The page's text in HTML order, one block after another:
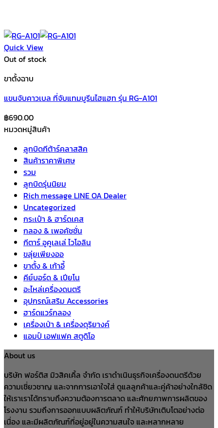
Quick View
Out of stock
ขาตั้งฉาบ
แขนจับคาวเบล ที่จับแทมบูรีนไฮแฮท รุ่น RG-A101
฿690.00
หมวดหมู่สินค้า
ลูกบิดกีต้าร์คลาสสิค
สินค้าราคาพิเศษ
รวม
ลูกบิดรุ่นนิยม
Rich message LINE OA Dealer
Uncategorized
กระเป๋า & ฮาร์ดเคส
กลอง & เพอคัชชั่น
กีตาร์ อูคูเลเล่ ไวโอลิน
ขลุ่ยเพียงออ
ขาตั้ง & เก้าอี้
คีย์บอร์ด & เปียโน
อะไหล่เครื่องดนตรี
อุปกรณ์เสริม Accessories
ฮาร์ดแวร์กลอง
เครื่องเป่า & เครื่องดุริยางค์
แอมป์ เอฟแฟค สตูดิโอ
About us
บริษัท ฟอร์ติส มิวสิคเคิ้ล จำกัด เราดำเนินธุรกิจเครื่องดนตรีด้วย
ความเชี่ยวชาญ และจากการเอาใจใส่ ดูแลลูกค้าและคู่ค้าอย่างใกล้ชิด
ให้เราเราได้ทราบถึงความต้องการตลาด และศักยภาพการผลิตของ
โรงงาน รวมถึงการออกแบบผลิตภัณฑ์ ทำให้บริษัทเติบโตอย่างต่อ
เนื่อง และมีผลิตภัณฑ์ที่อยู่อยู่ในความสนใจ และหลากหลาย